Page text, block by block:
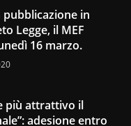
pubblicazione in
Legge, il MEF
16 marzo.
più attrattivo il
adesione entro